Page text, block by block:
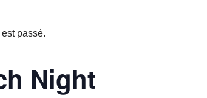
passé.
Night